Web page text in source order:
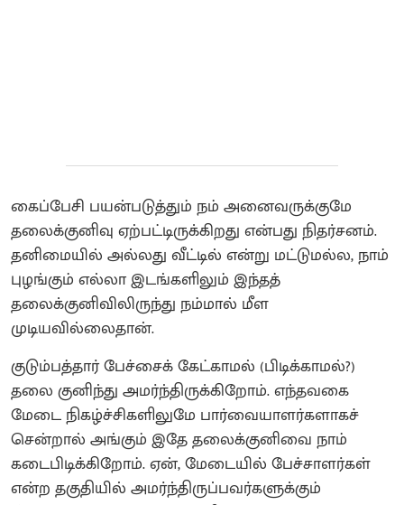
கைப்பேசி பயன்படுத்தும் நம் அனைவருக்குமே
தலைக்குனிவு ஏற்பட்டிருக்கிறது என்பது நிதர்சனம்.
தனிமையில் அல்லது வீட்டில் என்று மட்டுமல்ல, நாம்
புழங்கும் எல்லா இடங்களிலும் இந்தத்
தலைக்குனிவிலிருந்து நம்மால் மீள
முடியவில்லைதான்.
குடும்பத்தார் பேச்சைக் கேட்காமல் (பிடிக்காமல்?)
தலை குனிந்து அமர்ந்திருக்கிறோம். எந்தவகை
மேடை நிகழ்ச்சிகளிலுமே பார்வையாளர்களாகச்
சென்றால் அங்கும் இதே தலைக்குனிவை நாம்
கடைபிடிக்கிறோம். ஏன், மேடையில் பேச்சாளர்கள்
என்ற தகுதியில் அமர்ந்திருப்பவர்களுக்கும்